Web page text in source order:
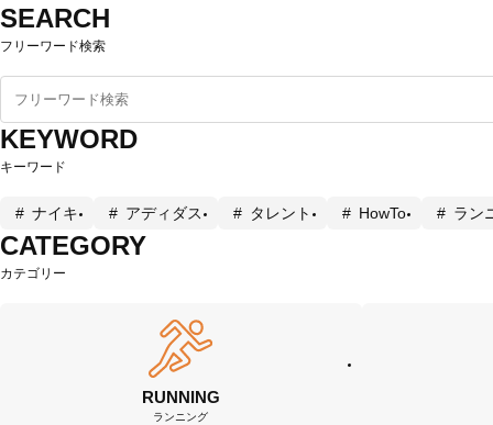
SEARCH
フリーワード検索
KEYWORD
キーワード
ナイキ アディダス タレント HowTo ラン
CATEGORY
カテゴリー
RUNNING
ランニング